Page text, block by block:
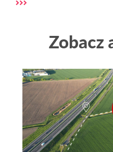
Zobacz